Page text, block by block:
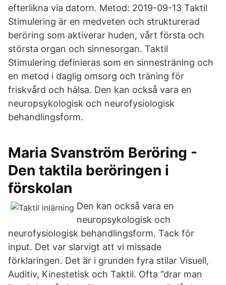
efterlikna via datorn. Metod: 2019-09-13 Taktil
Stimulering är en medveten och strukturerad
beröring som aktiverar huden, vårt första och
största organ och sinnesorgan. Taktil
Stimulering definieras som en sinnesträning och
en metod i daglig omsorg och träning för
friskvård och hälsa. Den kan också vara en
neuropsykologisk och neurofysiologisk
behandlingsform.
Maria Svanström Beröring -
Den taktila beröringen i
förskolan
Den kan också vara en
neuropsykologisk och
neurofysiologisk behandlingsform. Tack för
input. Det var slarvigt att vi missade
förklaringen. Det är i grunden fyra stilar Visuell,
Auditiv, Kinestetisk och Taktil. Ofta ”drar man